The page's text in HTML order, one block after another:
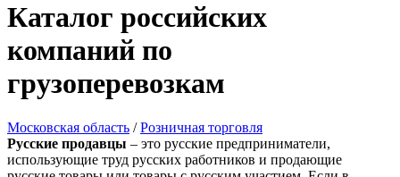
Каталог российских
компаний по
грузоперевозкам
Московская область /Розничная торговля
Русские продавцы – это русские предприниматели,
использующие труд русских работников и продающие